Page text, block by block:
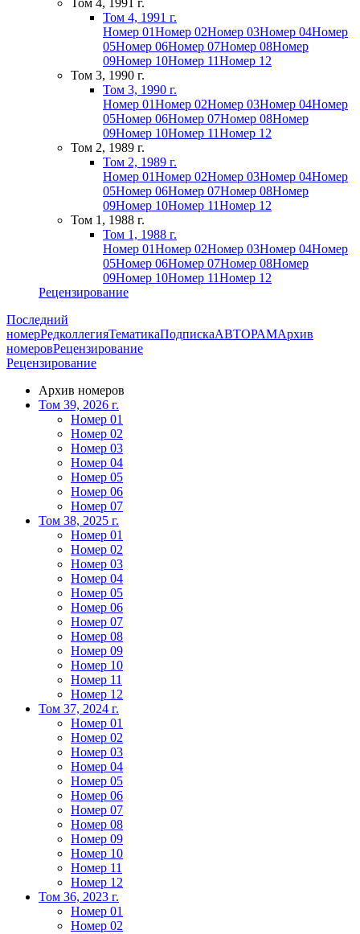
Том 4, 1991 г.
Том 4, 1991 г.
Номер 01Номер 02Номер 03Номер 04Номер
05Номер 06Номер 07Номер 08Номер
09Номер 10Номер 11Номер 12
Том 3, 1990 г.
Том 3, 1990 г.
Номер 01Номер 02Номер 03Номер 04Номер
05Номер 06Номер 07Номер 08Номер
09Номер 10Номер 11Номер 12
Том 2, 1989 г.
Том 2, 1989 г.
Номер 01Номер 02Номер 03Номер 04Номер
05Номер 06Номер 07Номер 08Номер
09Номер 10Номер 11Номер 12
Том 1, 1988 г.
Том 1, 1988 г.
Номер 01Номер 02Номер 03Номер 04Номер
05Номер 06Номер 07Номер 08Номер
09Номер 10Номер 11Номер 12
Рецензирование
Последний
номерРедколлегияТематикаПодпискаАВТОРАМАрхив
номеровРецензирование
Рецензирование
Архив номеров
Том 39, 2026 г.
Номер 01
Номер 02
Номер 03
Номер 04
Номер 05
Номер 06
Номер 07
Том 38, 2025 г.
Номер 01
Номер 02
Номер 03
Номер 04
Номер 05
Номер 06
Номер 07
Номер 08
Номер 09
Номер 10
Номер 11
Номер 12
Том 37, 2024 г.
Номер 01
Номер 02
Номер 03
Номер 04
Номер 05
Номер 06
Номер 07
Номер 08
Номер 09
Номер 10
Номер 11
Номер 12
Том 36, 2023 г.
Номер 01
Номер 02